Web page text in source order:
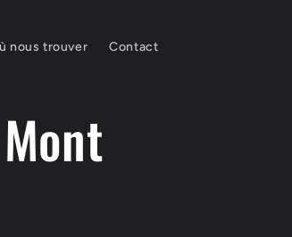
nous trouver Contact